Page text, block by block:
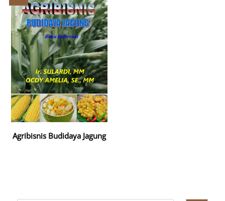
Agribisnis Budidaya Jagung